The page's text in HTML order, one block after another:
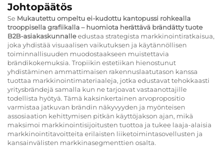
Johtopäätös
Se Mukautettu ompeltu ei-kudottu kantopussi rohkealla
trooppisella grafiikalla – huomiota herättävä brändätty tuote
B2B-asiakaskunnalleedustaa strategista markkinointiratkaisua,
joka yhdistää visuaalisen vaikutuksen ja käytännöllisen
toiminnallisuuden muodostaakseen muistettavia
brändikokemuksia. Tropiikin estetiikan hienostunut
yhdistäminen ammattimaisen rakennuslaatutason kanssa
tuottaa markkinointimateriaaleja, jotka edustavat tehokkaasti
yritysbrändejä samalla kun ne tarjoavat vastaanottajille
todellista hyötyä. Tämä kaksinkertainen arvopropositio
varmistaa jatkuvan brändin näkyvyyden ja myönteisen
assosiaation kehittymisen pitkän käyttöjakson ajan, mikä
maksimoi markkinointisijoitusten tuottoa ja tukee laaja-alaisia
markkinointitavoitteita erilaisten liiketoimintasovellusten ja
kansainvälisten markkinasegmenttien osalta.